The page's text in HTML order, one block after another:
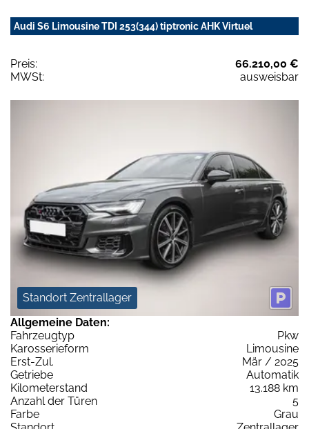
Audi S6 Limousine TDI 253(344) tiptronic AHK Virtuel
Preis:
66.210,00 €
MWSt:
ausweisbar
Standort Zentrallager
Allgemeine Daten:
Fahrzeugtyp
Pkw
Karosserieform
Limousine
Erst-Zul.
Mär / 2025
Getriebe
Automatik
Kilometerstand
13.188 km
Anzahl der Türen
5
Farbe
Grau